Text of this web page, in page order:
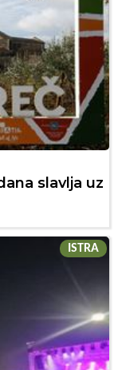
slavlja uz
ISTRA